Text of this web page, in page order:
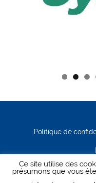
Politique de
Ce site utilise des
présumons que vous